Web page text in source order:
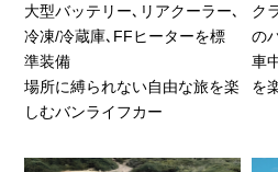
大型バッテリー､リアクーラー､
冷凍/冷蔵庫､FFヒーターを標
準装備
場所に縛られない自由な旅を楽
しむバンライフカー
ク
の
車
を